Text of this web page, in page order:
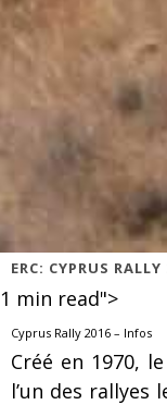
ERC: CYPRUS RALLY
1 min read">
Cyprus Rally 2016 – Infos
Créé en 1970,
l’un des rallyes